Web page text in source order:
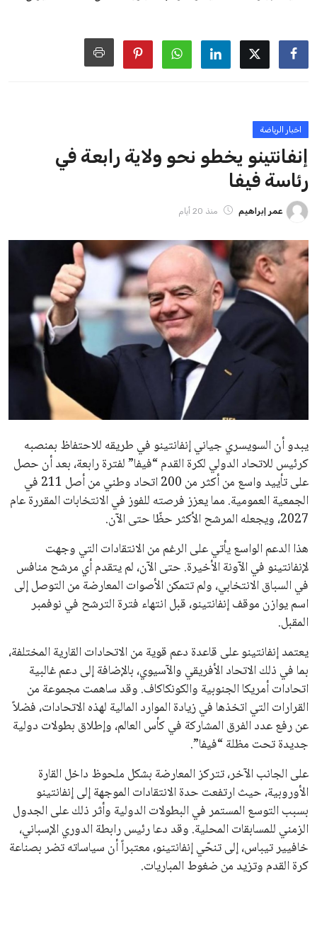
عن رفع عدد الفرق المشاركة في كأس العالم، وإطلاق بطولات دولية
جديدة تحت مظلة “فيفا”.
الأوروبية، حيث ارتفعت حدة الانتقادات الموجهة إلى إنفانتينو
بسبب التوسع المستمر في البطولات الدولية وأثر ذلك على الجدول
الزمني للمسابقات المحلية. وقد دعا رئيس رابطة الدوري الإسباني،
خافيير تيباس، إلى تنحّي إنفانتينو، معتبراً أن سياساته تضر بصناعة
كرة القدم وتزيد من ضغوط المباريات.
على الرغم من هذه الانتقادات، تشير التوقعات إلى أن إنفانتينو
يمتلك فرصًا كبيرة للفوز بولاية جديدة، خصوصًا في ظل غياب
منافس قوي يتمتع بإجماع داخل الأسرة الكروية الدولية. هذا يعزز
من فرص استمراره في قيادة “فيفا” حتى عام 2031.
الاخبار الشائعة
إنفانتينو يخطو نحو ولاية رابعة في رئاسة فيفا
مستثمر هندي بريطاني يسعى لامتلاك حصة
في نادي ليفربول الرياضي
عمر إبراهيم 22 يوليو 2026
تحقق من قهوتك المغشوشة 7 علامات تدل
على جودتها قبل أول رشفة
خالد فؤاد 18 يوليو 2026
القائمة البريدية